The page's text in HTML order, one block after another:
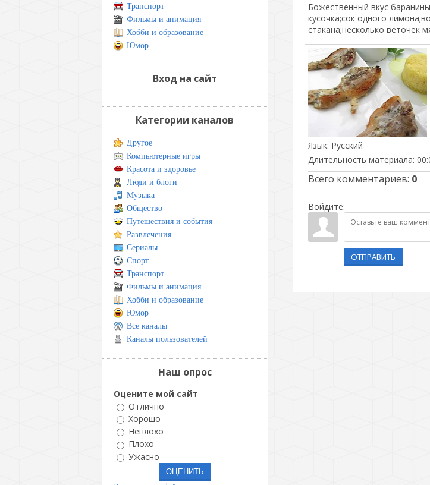
Божественный вкус
кусочка;сок одного
стакана;несколько веточек
Язык: Русский
Длительность материала:
Всего комментариев: 0
Войдите:
ОТПРАВИТЬ
Транспорт
Фильмы и анимация
Хобби и образование
Юмор
Вход на сайт
Категории каналов
Другое
Компьютерные игры
Красота и здоровье
Люди и блоги
Музыка
Общество
Путешествия и события
Развлечения
Сериалы
Спорт
Транспорт
Фильмы и анимация
Хобби и образование
Юмор
Все каналы
Каналы пользователей
Наш опрос
Оцените мой сайт
Отлично
Хорошо
Неплохо
Плохо
Ужасно